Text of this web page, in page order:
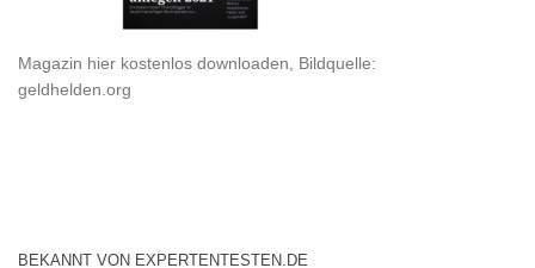
Magazin hier kostenlos downloaden, Bildquelle:
geldhelden.org
BEKANNT VON EXPERTENTESTEN.DE